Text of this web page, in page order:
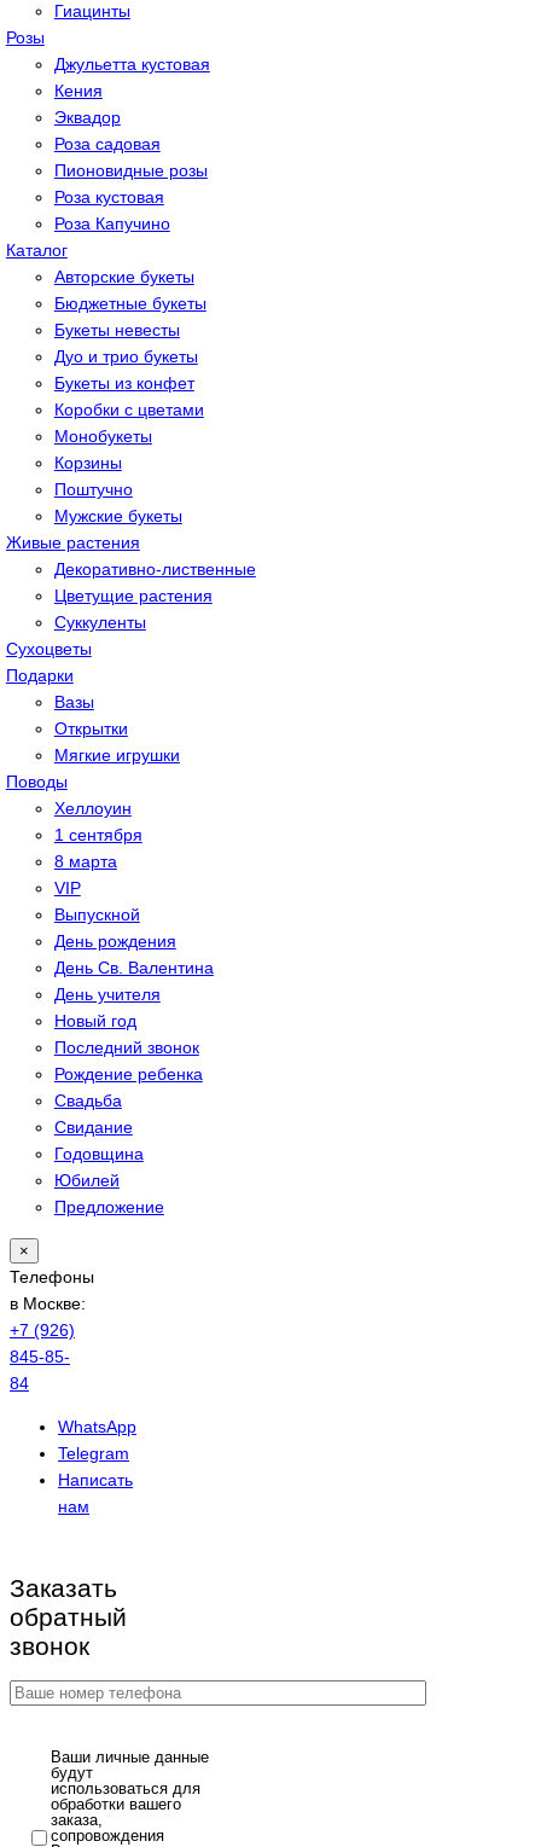
Гиацинты
Розы
Джульетта кустовая
Кения
Эквадор
Роза садовая
Пионовидные розы
Роза кустовая
Роза Капучино
Каталог
Авторские букеты
Бюджетные букеты
Букеты невесты
Дуо и трио букеты
Букеты из конфет
Коробки с цветами
Монобукеты
Корзины
Поштучно
Мужские букеты
Живые растения
Декоративно-лиственные
Цветущие растения
Суккуленты
Сухоцветы
Подарки
Вазы
Открытки
Мягкие игрушки
Поводы
Хеллоуин
1 сентября
8 марта
VIP
Выпускной
День рождения
День Св. Валентина
День учителя
Новый год
Последний звонок
Рождение ребенка
Свадьба
Свидание
Годовщина
Юбилей
Предложение
×
Телефоны
в Москве:
+7 (926)
845-85-
84
WhatsApp
Telegram
Написать
нам
Заказать
обратный
звонок
Ваши личные данные
будут
использоваться для
обработки вашего
заказа,
сопровождения